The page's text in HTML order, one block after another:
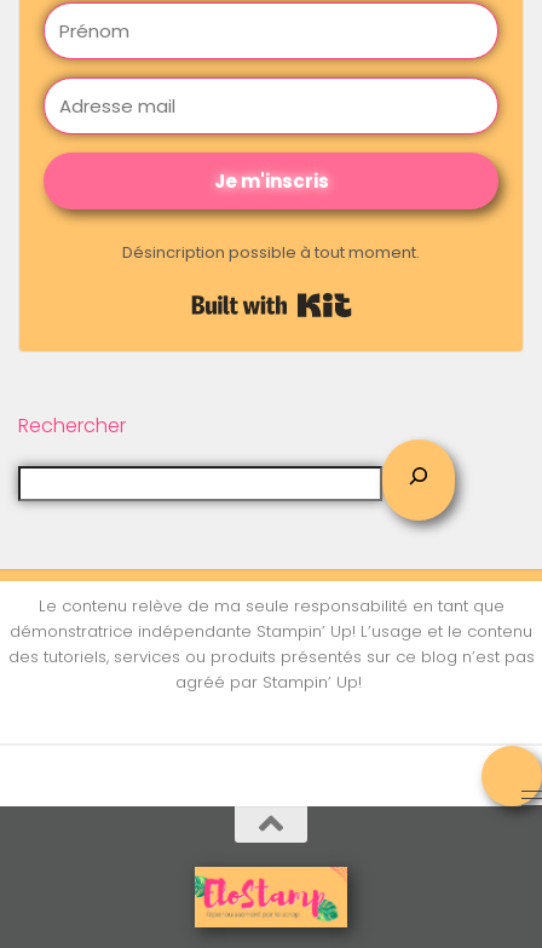
Je m'inscris
Désincription possible à tout moment.
Rechercher
Le contenu relève de ma seule responsabilité en tant que
démonstratrice indépendante Stampin’ Up! L’usage et le contenu
des tutoriels, services ou produits présentés sur ce blog n’est pas
agréé par Stampin’ Up!